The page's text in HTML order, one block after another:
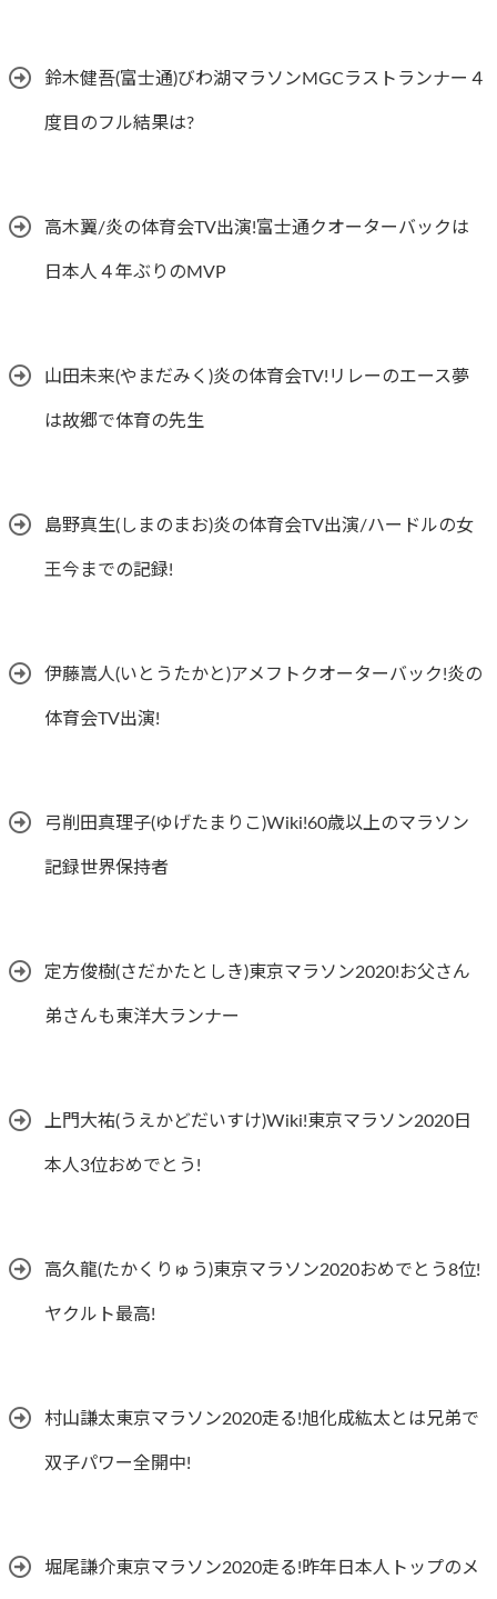
鈴木健吾(富士通)びわ湖マラソンMGCラストランナー４
度目のフル結果は?
高木翼/炎の体育会TV出演!富士通クオーターバックは
日本人４年ぶりのMVP
山田未来(やまだみく)炎の体育会TV!リレーのエース夢
は故郷で体育の先生
島野真生(しまのまお)炎の体育会TV出演/ハードルの女
王今までの記録!
伊藤嵩人(いとうたかと)アメフトクオーターバック!炎の
体育会TV出演!
弓削田真理子(ゆげたまりこ)Wiki!60歳以上のマラソン
記録世界保持者
定方俊樹(さだかたとしき)東京マラソン2020!お父さん
弟さんも東洋大ランナー
上門大祐(うえかどだいすけ)Wiki!東京マラソン2020日
本人3位おめでとう!
高久龍(たかくりゅう)東京マラソン2020おめでとう8位!
ヤクルト最高!
村山謙太東京マラソン2020走る!旭化成紘太とは兄弟で
双子パワー全開中!
堀尾謙介東京マラソン2020走る!昨年日本人トップのメ